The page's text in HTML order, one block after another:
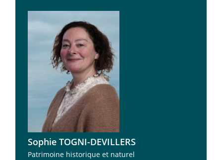
Sophie TOGNI-DEVILLERS
Patrimoine historique et naturel